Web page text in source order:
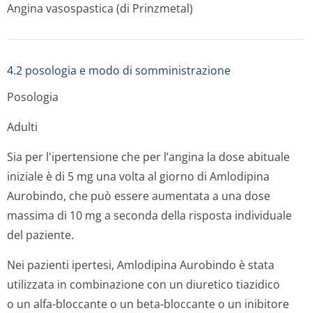
Angina vasospastica (di Prinzmetal)
4.2 posologia e modo di somministrazione
Posologia
Adulti
Sia per l'ipertensione che per l’angina la dose abituale
iniziale è di 5 mg una volta al giorno di Amlodipina
Aurobindo, che può essere aumentata a una dose
massima di 10 mg a seconda della risposta individuale
del paziente.
Nei pazienti ipertesi, Amlodipina Aurobindo è stata
utilizzata in combinazione con un diuretico tiazidico
o un alfa-bloccante o un beta-bloccante o un inibitore